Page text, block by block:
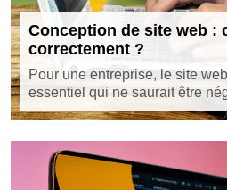
Conception de site web :
correctement ?
Pour une entreprise, le site
essentiel qui ne saurait être